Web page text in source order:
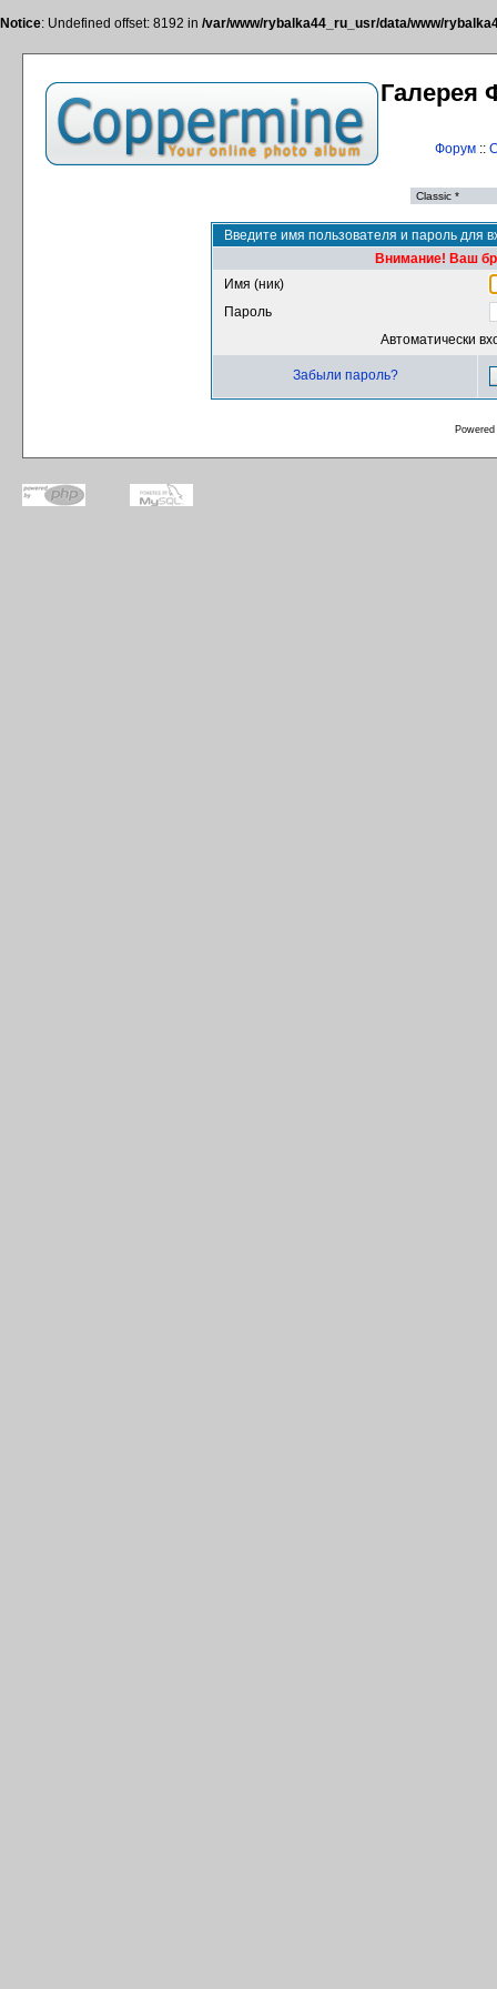
Notice: Undefined offset: 8192 in /var/www/rybalka44_ru_usr/data/www/
Галерея
Форум::
Введите имя пользователя и пароль для
Внимание! Ваш
Имя (ник)
Пароль
Автоматически
Забыли пароль?